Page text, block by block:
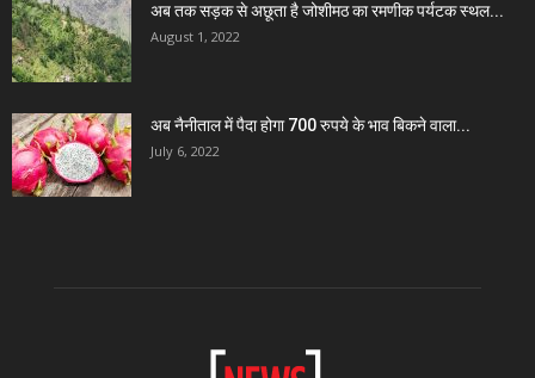
अब तक सड़क से अछूता है जोशीमठ का रमणीक पर्यटक स्थल...
August 1, 2022
अब नैनीताल में पैदा होगा 700 रुपये के भाव बिकने वाला...
July 6, 2022